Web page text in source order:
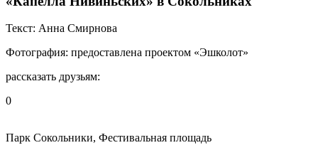
Текст: Анна Смирнова
Фотография: предоставлена проектом «Эшколот»
рассказать друзьям:
0
Парк Сокольники, Фестивальная площадь